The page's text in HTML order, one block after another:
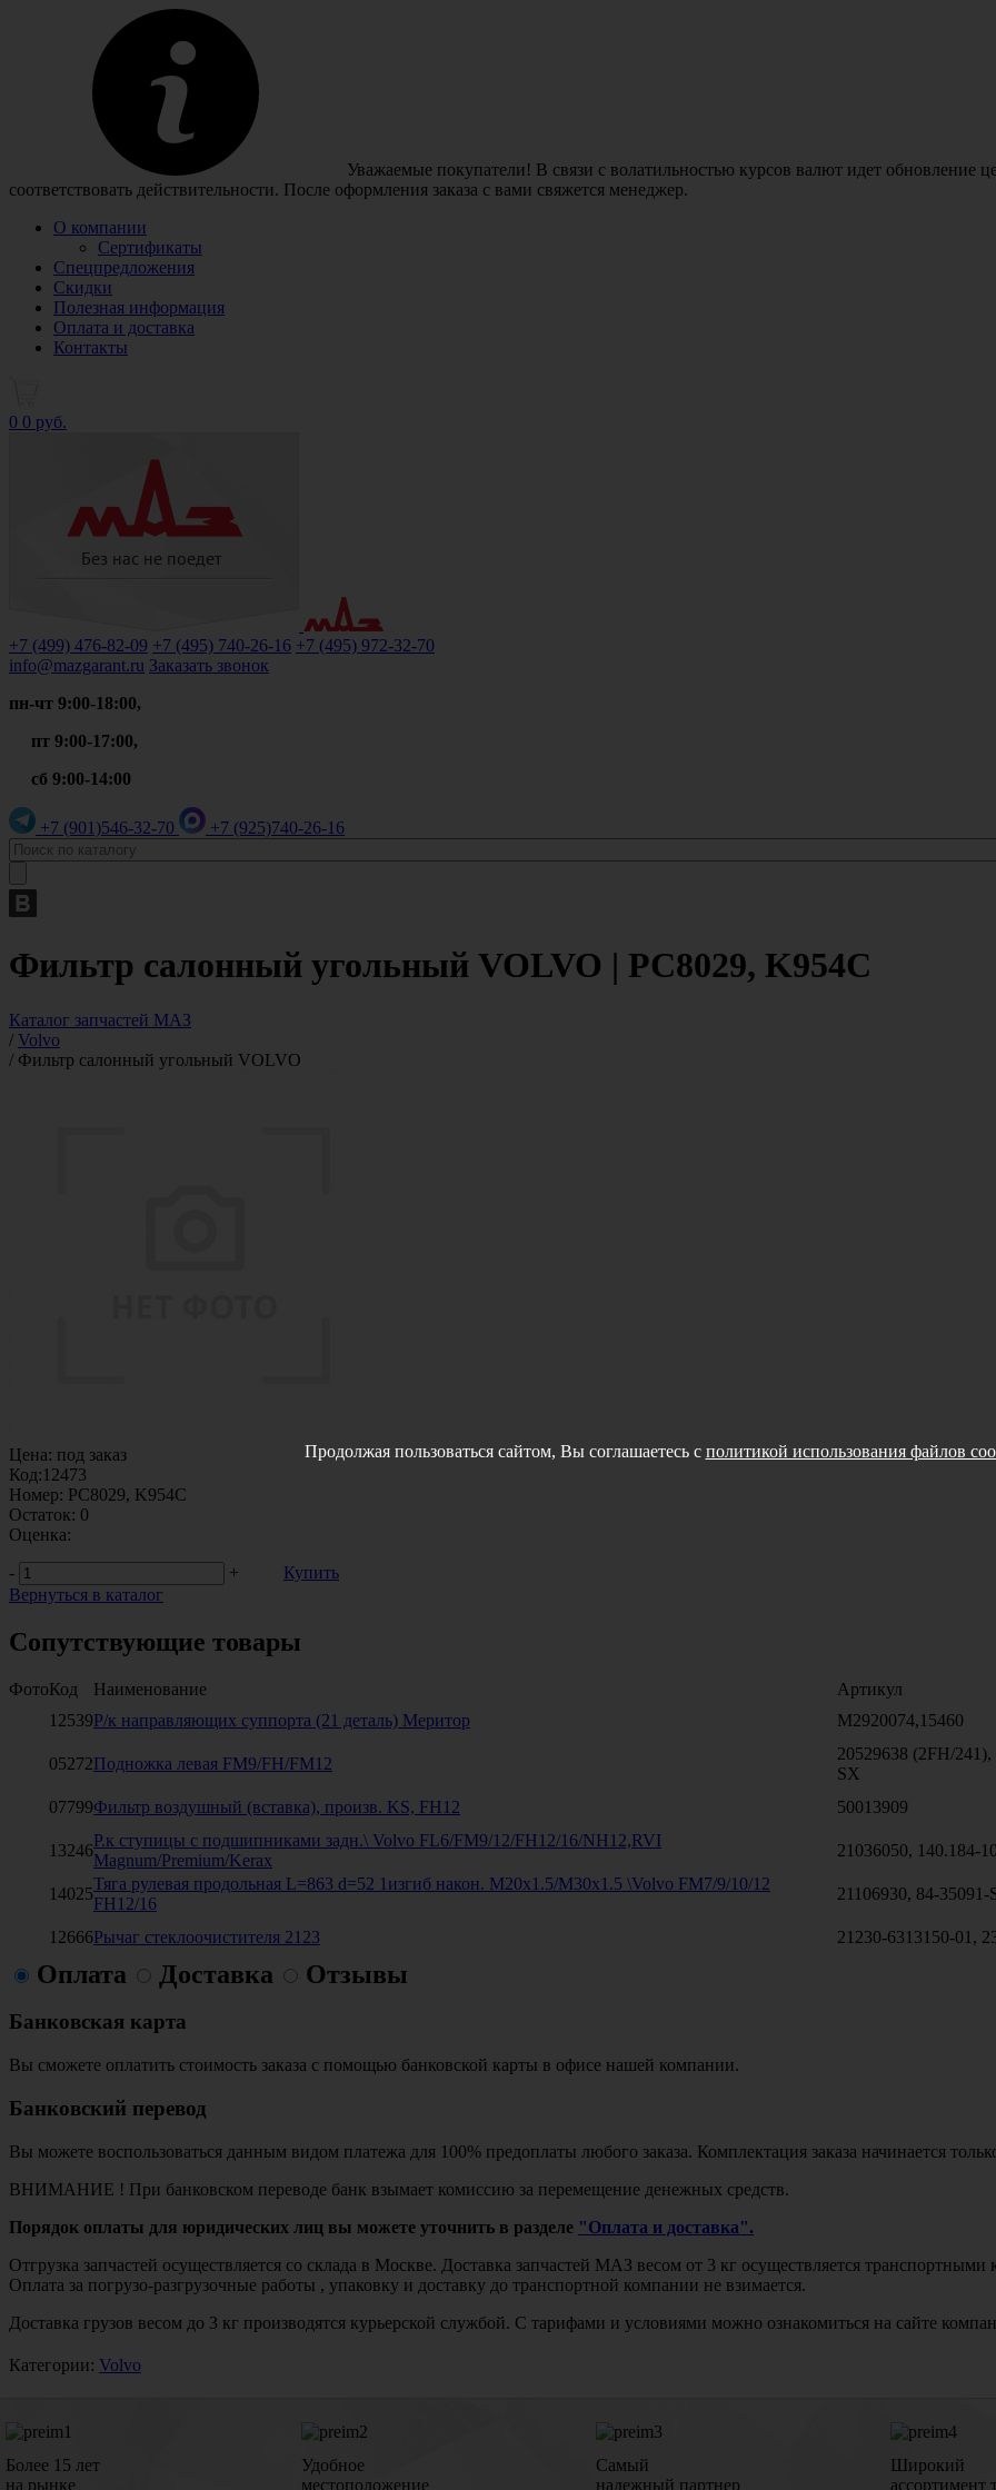
Уважаемые покупатели! В связи с волатильностью курсов валют идет обновление
соответствовать действительности. После оформления заказа с вами свяжется менеджер.
О компании
Сертификаты
Спецпредложения
Скидки
Полезная информация
Оплата и доставка
Контакты
0 0 руб.
+7 (499) 476-82-09 +7 (495) 740-26-16 +7 (495) 972-32-70
info@mazgarant.ru Заказать звонок
пн-чт 9:00-18:00,
пт 9:00-17:00,
сб 9:00-14:00
+7 (901)546-32-70 +7 (925)740-26-16
Фильтр салонный угольный VOLVO | PC8029, K954C
Каталог запчастей МАЗ
/ Volvo
/ Фильтр салонный угольный VOLVO
Цена: под заказ
Код:12473
Номер: PC8029, K954C
Остаток: 0
Оценка:
-
+
Купить
Вернуться в каталог
Сопутствующие товары
ФотоКод Наименование Артикул
12539Р/к направляющих суппорта (21 деталь) Меритор M2920074,15460
05272Подножка левая FM9/FH/FM12
20529638 (2FH/
SX
07799Фильтр воздушный (вставка), произв. KS, FH12 50013909
13246
Р.к ступицы с подшипниками задн.\ Volvo FL6/FM9/12/FH12/16/NH12,RVI
Magnum/Premium/Kerax
21036050, 140.184-
14025
Тяга рулевая продольная L=863 d=52 1изгиб након. M20x1.5/M30x1.5 \Volvo FM7/9/10/12
FH12/16
21106930, 84-35091-
12666Рычаг стеклоочистителя 2123 21230-6313150-01,
Оплата Доставка Отзывы
Банковская карта
Вы сможете оплатить стоимость заказа с помощью банковской карты в офисе нашей компании.
Банковский перевод
Вы можете воспользоваться данным видом платежа для 100% предоплаты любого заказа. Комплектация заказа начинается
ВНИМАНИЕ ! При банковском переводе банк взымает комиссию за перемещение денежных средств.
Порядок оплаты для юридических лиц вы можете уточнить в разделе "Оплата и доставка".
Отгрузка запчастей осуществляется со склада в Москве. Доставка запчастей МАЗ весом от 3 кг осуществляется
Оплата за погрузо-разгрузочные работы , упаковку и доставку до транспортной компании не взимается.
Доставка грузов весом до 3 кг производятся курьерской службой. С тарифами и условиями можно ознакомиться на сайте
Категории: Volvo
Более 15 лет
на рынке
Удобное
местоположение
Самый
надежный партнер
Широкий
ассортимент
Продолжая пользоваться сайтом, Вы соглашаетесь с политикой использования файлов